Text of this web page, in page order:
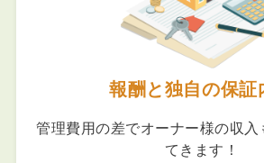
報酬と独自の保証
管理費用の差でオーナー様の収入
てきます！